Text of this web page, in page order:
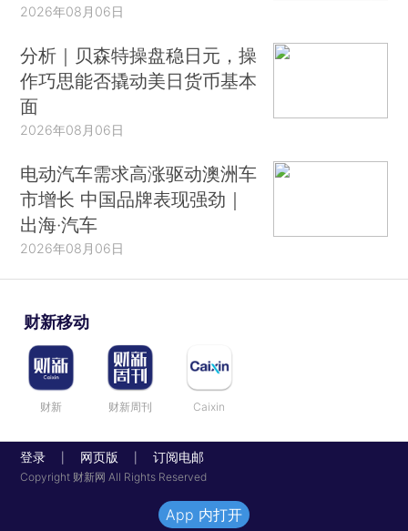
2026年08月06日
分析｜贝森特操盘稳日元，操
作巧思能否撬动美日货币基本
面
2026年08月06日
电动汽车需求高涨驱动澳洲车
市增长 中国品牌表现强劲｜
出海·汽车
2026年08月06日
财新移动
财新 财新周刊 Caixin
登录 网页版 订阅电邮
Copyright 财新网 All Rights Reserved
App 内打开